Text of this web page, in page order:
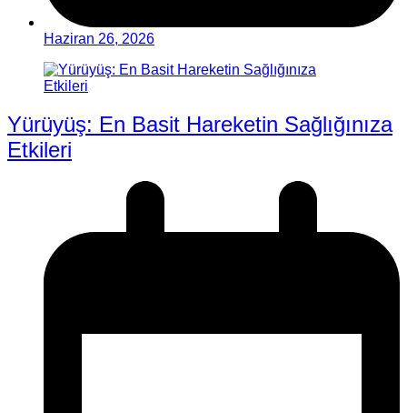
Haziran 26, 2026
Yürüyüş: En Basit Hareketin Sağlığınıza
Etkileri